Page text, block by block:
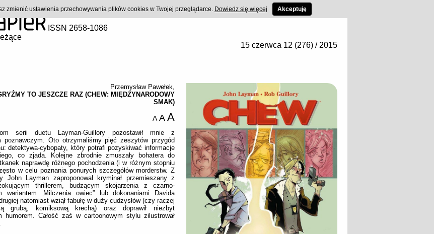
ISSN 2658-1086
15 czerwca 12 (276) / 2015
Przemysław Pawełek,
TO JESZCZE RAZ (CHEW: MIĘDZYNARODOWY
SMAK)
A A A
serii duetu Layman-Guillory pozostawił mnie z
poznawczym. Oto otrzymaliśmy pięć zeszytów przygód
detektywa-cybopaty, który potrafi pozyskiwać informacje
co zjada. Kolejne zbrodnie zmuszały bohatera do
naprawdę różnego pochodzenia (i w różnym stopniu
w celu poznania ponurych szczegółów morderstw. Z
John Layman zaproponował kryminał przemieszany z
thrillerem, budzącym skojarzenia z czarno-
wariantem „Milczenia owiec” lub dokonaniami Davida
natomiast wziął fabułę w duży cudzysłów (czy raczej
ją grubą, komiksową krechą) oraz doprawił niezbyt
humorem. Całość zaś w cartoonowym stylu zilustrował
zmienić ustawienia przechowywania plików cookies w Twojej przeglądarce. Dowiedz się więcej Akceptuję